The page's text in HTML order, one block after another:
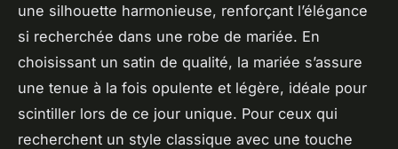
une silhouette harmonieuse, renforçant l’élégance
si recherchée dans une robe de mariée. En
choisissant un satin de qualité, la mariée s’assure
une tenue à la fois opulente et légère, idéale pour
scintiller lors de ce jour unique. Pour ceux qui
recherchent un style classique avec une touche